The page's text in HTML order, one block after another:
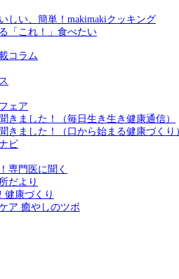
しい、簡単！makimakiクッキング
「これ！」食べたい
コラム
ェア
きました！（毎日生き生き健康通信）
きました！（口から始まる健康づくり
ビ
専門医に聞く
だより
健康づくり
ア 癒やしのツボ